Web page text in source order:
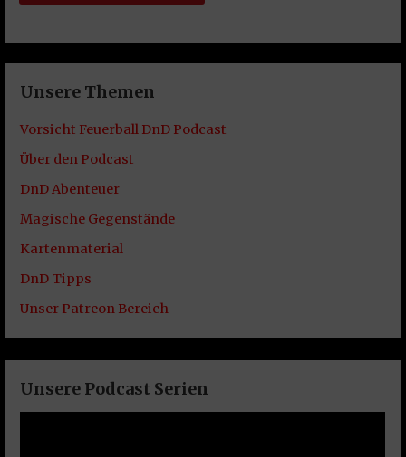
Unsere Themen
Vorsicht Feuerball DnD Podcast
Über den Podcast
DnD Abenteuer
Magische Gegenstände
Kartenmaterial
DnD Tipps
Unser Patreon Bereich
Unsere Podcast Serien